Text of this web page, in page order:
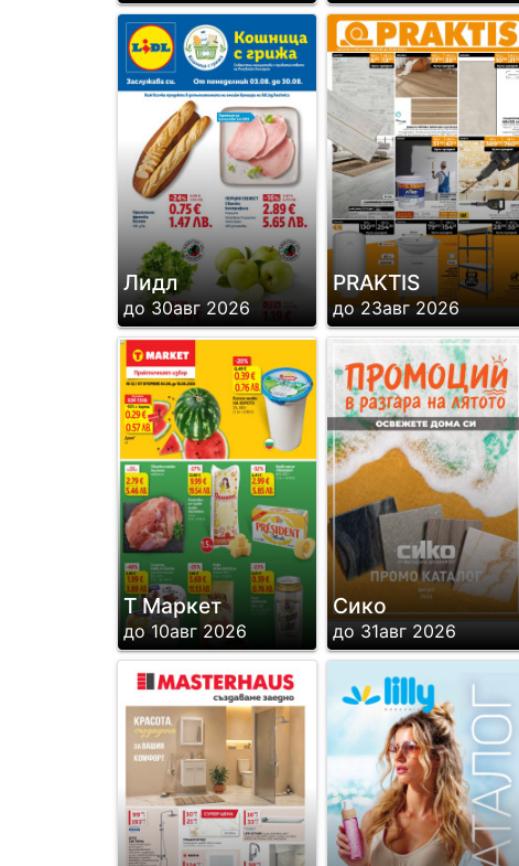
Лидл
до 30авг 2026
PRAKTIS
до 23авг 2026
Т Маркет
до 10авг 2026
Сико
до 31авг 2026